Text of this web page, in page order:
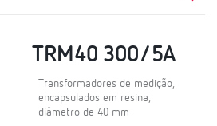
TRM40 300/5A
Transformadores de medição,
encapsulados em resina,
diâmetro de 40 mm